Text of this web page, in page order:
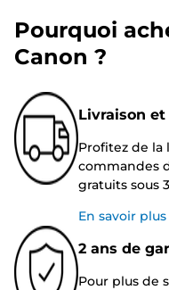
Pourquoi
Canon ?
Livraison
Profitez de la
commandes
gratuits sous
En savoir plus
2 ans de
Pour plus de